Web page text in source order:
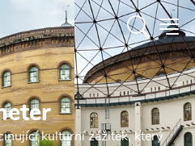
kulturní zážitek, který